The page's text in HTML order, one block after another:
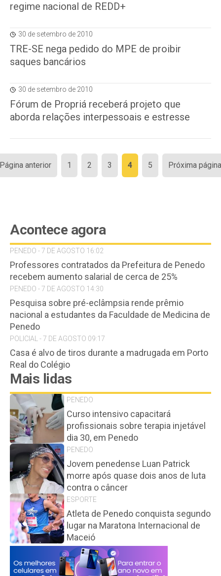
regime nacional de REDD+
30 de setembro de 2010
TRE-SE nega pedido do MPE de proibir
saques bancários
30 de setembro de 2010
Fórum de Propriá receberá projeto que
aborda relações interpessoais e estresse
Paginação
de
anterior 1 2 3 4 5 Próxima
Acontece agora
PENEDO - 7 DE AGOSTO 16:02
Professores contratados da Prefeitura de Penedo
recebem aumento salarial de cerca de 25%
PENEDO - 7 DE AGOSTO 14:30
Pesquisa sobre pré-eclâmpsia rende prêmio
nacional a estudantes da Faculdade de Medicina de
Penedo
POLICIAL - 7 DE AGOSTO 09:17
Casa é alvo de tiros durante a madrugada em Porto
Real do Colégio
Mais lidas
PENEDO
Curso intensivo capacitará
profissionais sobre terapia injetável
dia 30, em Penedo
PENEDO
Jovem penedense Luan Patrick
morre após quase dois anos de luta
contra o câncer
ESPORTE
Atleta de Penedo conquista segundo
lugar na Maratona Internacional de
Maceió